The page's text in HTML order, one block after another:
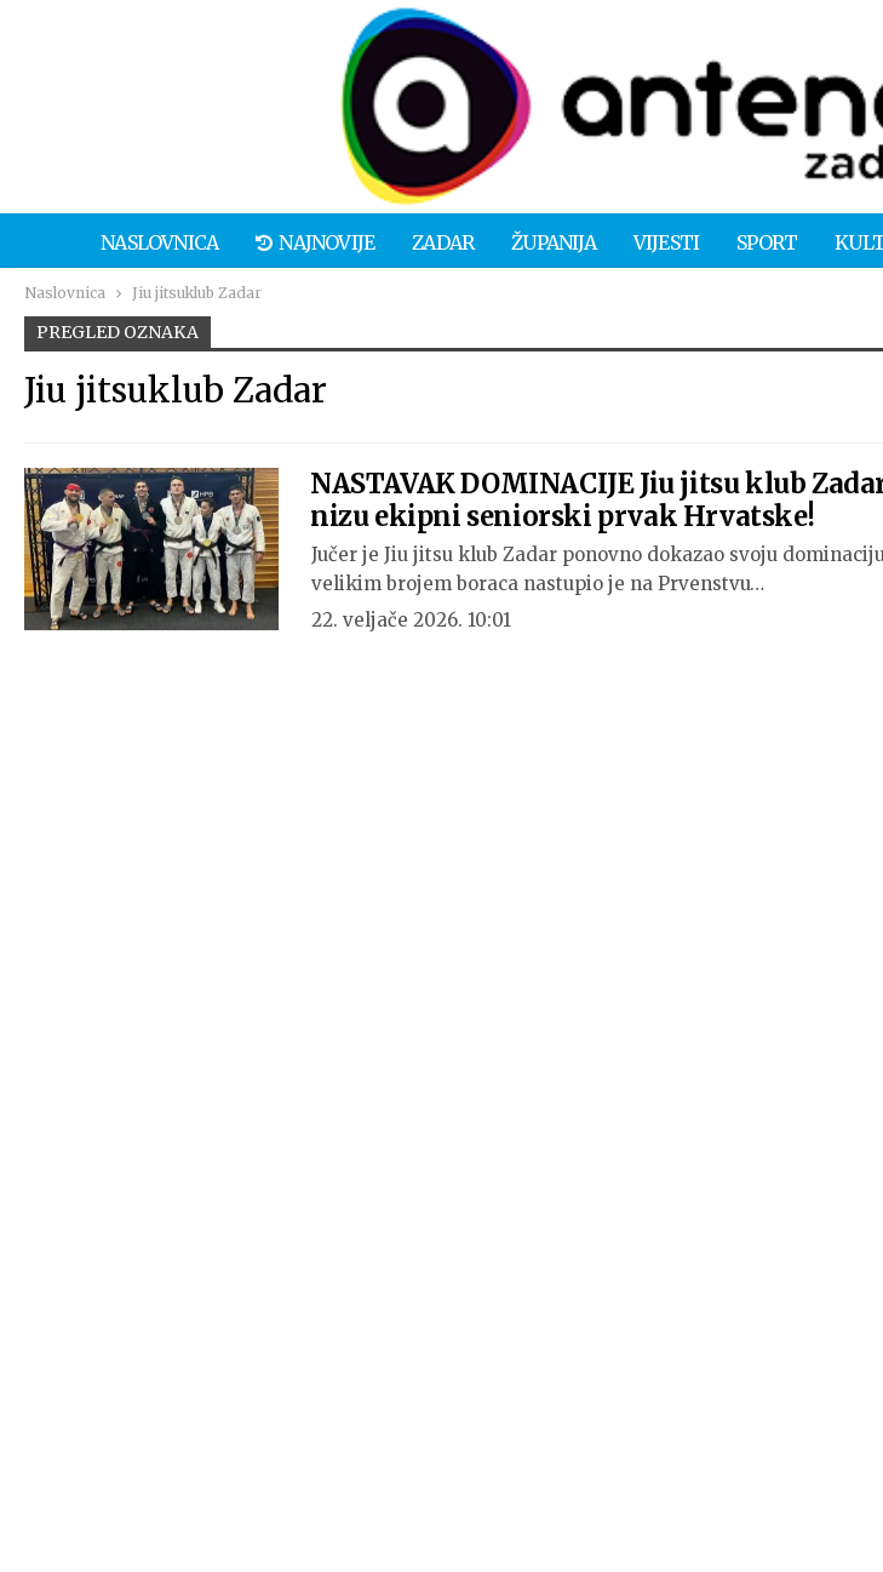
NASLOVNICA NAJNOVIJE ZADAR ŽUPANIJA VIJESTI SPORT
Naslovnica Jiu jitsuklub Zadar
PREGLED OZNAKA
Jiu jitsuklub Zadar
NASTAVAK DOMINACIJE Jiu jitsu klub
nizu ekipni seniorski prvak Hrvatske!
Jučer je Jiu jitsu klub Zadar ponovno dokazao svoju
velikim brojem boraca nastupio je na Prvenstvu…
22. veljače 2026. 10:01